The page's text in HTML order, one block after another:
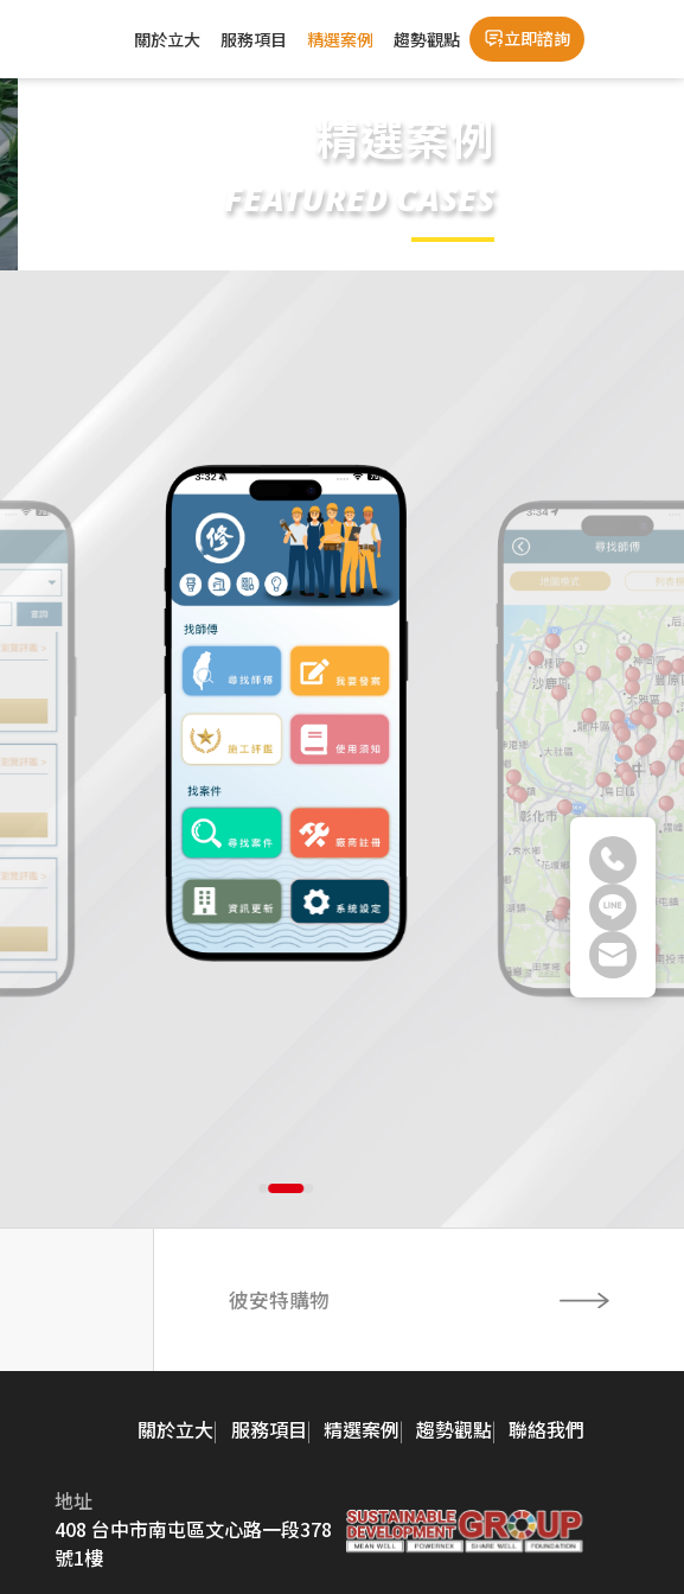
關於立大 服務項目 精選案例 趨勢觀點 立即諮詢
精選案例
FEATURED CASES
彼安特購物
關於立大 服務項目 精選案例 趨勢觀點 聯絡我們
地址
408 台中市南屯區文心路一段378
號1樓